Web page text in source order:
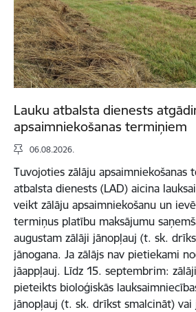
Lauku atbalsta dienests
apsaimniekošanas termiņiem
06.08.2026.
Tuvojoties zālāju apsaimniekošanas
atbalsta dienests (LAD) aicina
veikt zālāju apsaimniekošanu un
termiņus platību maksājumu
augustam zālāji jānopļauj (t. sk.
jānogana. Ja zālājs nav pietiekami
jāappļauj. Līdz 15. septembrim:
pieteikts bioloģiskās
jānopļauj (t. sk. drīkst smalcināt) vai